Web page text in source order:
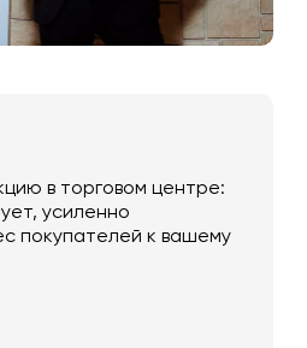
в торговом центре:
усиленно
покупателей к вашему